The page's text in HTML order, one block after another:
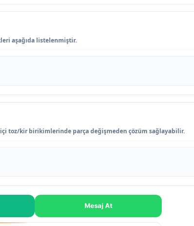
aşağıda listelenmiştir.
toz/kir birikimlerinde parça değişmeden çözüm sağlayabilir.
Mesaj At